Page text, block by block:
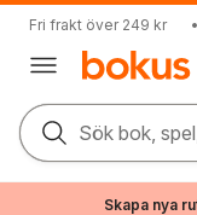
Fri frakt över 249 kr •
Sök bok,
Skapa nya